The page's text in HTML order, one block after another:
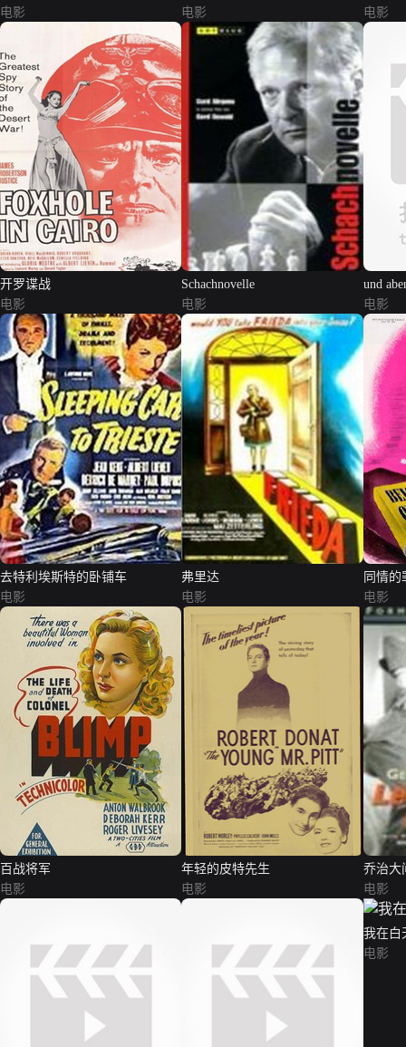
电影
电影
电影
开罗谍战
电影
Schachnovelle
电影
und
电影
去特利埃斯特的卧铺车
电影
弗里达
电影
同情的
电影
百战将军
电影
年轻的皮特先生
电影
乔治大
电影
我在白
电影